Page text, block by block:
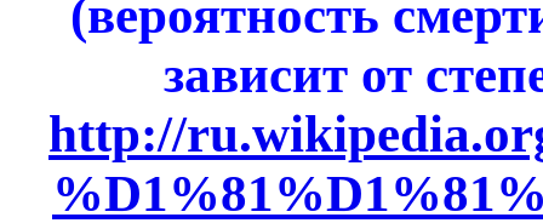
(вероятность
зависит от
http://